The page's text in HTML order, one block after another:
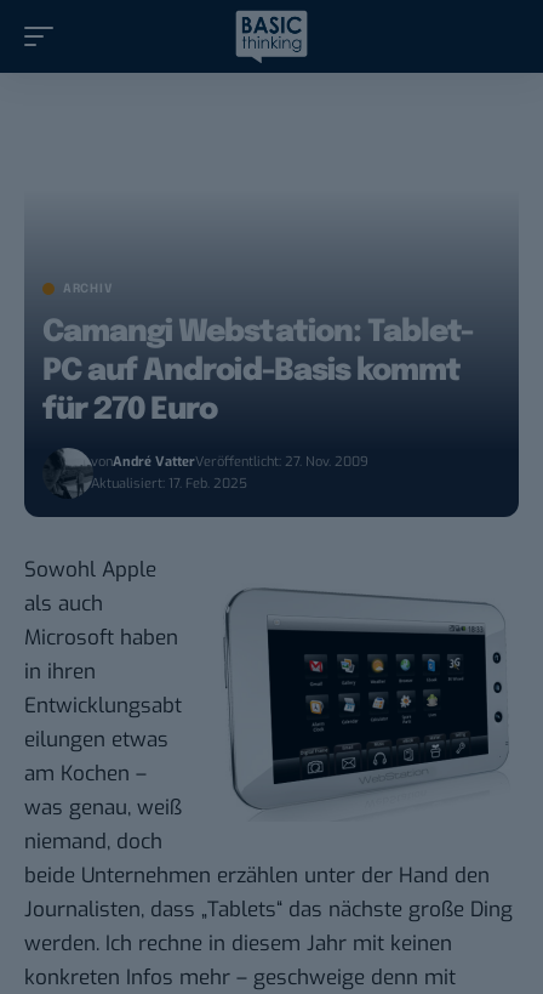
ARCHIV
Camangi Webstation: Tablet-
PC auf Android-Basis kommt
für 270 Euro
vonAndré VatterVeröffentlicht: 27. Nov. 2009
Aktualisiert: 17. Feb. 2025
Sowohl Apple
als auch
Microsoft haben
in ihren
Entwicklungsabt
eilungen etwas
am Kochen –
was genau, weiß
niemand, doch
beide Unternehmen erzählen unter der Hand den
Journalisten, dass „Tablets“ das nächste große Ding
werden. Ich rechne in diesem Jahr mit keinen
konkreten Infos mehr – geschweige denn mit